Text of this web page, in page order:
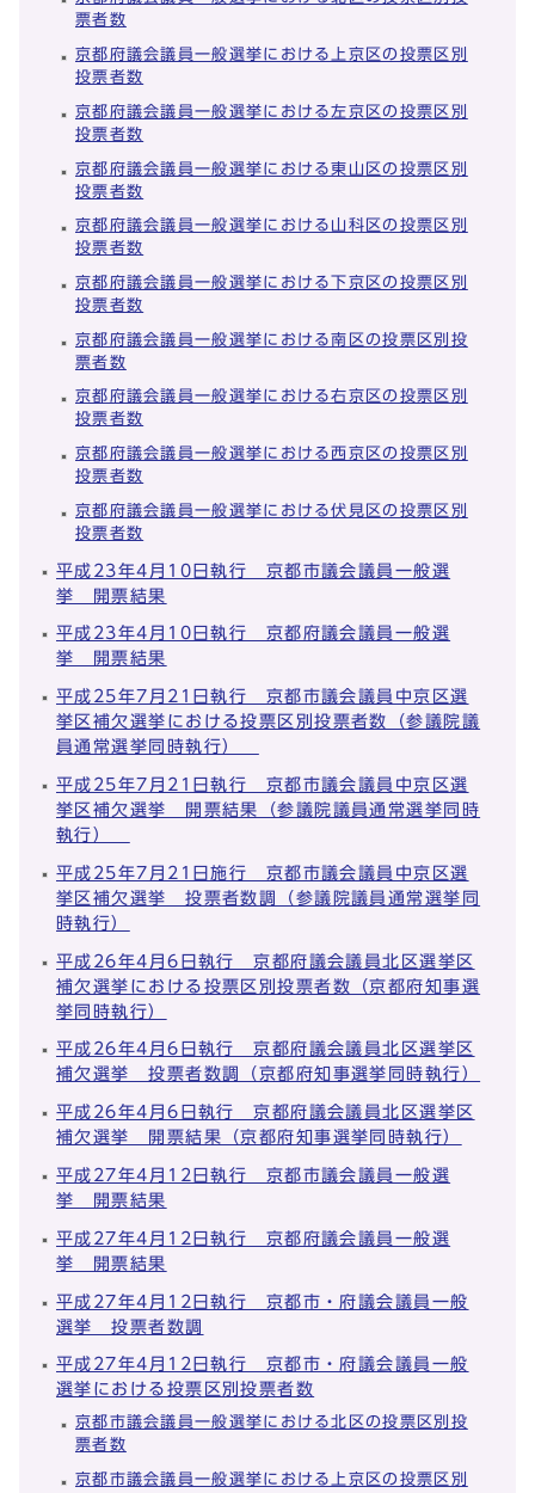
票者数
京都府議会議員一般選挙における上京区の投票区別
投票者数
京都府議会議員一般選挙における左京区の投票区別
投票者数
京都府議会議員一般選挙における東山区の投票区別
投票者数
京都府議会議員一般選挙における山科区の投票区別
投票者数
京都府議会議員一般選挙における下京区の投票区別
投票者数
京都府議会議員一般選挙における南区の投票区別投
票者数
京都府議会議員一般選挙における右京区の投票区別
投票者数
京都府議会議員一般選挙における西京区の投票区別
投票者数
京都府議会議員一般選挙における伏見区の投票区別
投票者数
平成23年4月10日執行 京都市議会議員一般選
挙 開票結果
平成23年4月10日執行 京都府議会議員一般選
挙 開票結果
平成25年7月21日執行 京都市議会議員中京区選
挙区補欠選挙における投票区別投票者数（参議院議
員通常選挙同時執行）
平成25年7月21日執行 京都市議会議員中京区選
挙区補欠選挙 開票結果（参議院議員通常選挙同時
執行）
平成25年7月21日施行 京都市議会議員中京区選
挙区補欠選挙 投票者数調（参議院議員通常選挙同
時執行）
平成26年4月6日執行 京都府議会議員北区選挙区
補欠選挙における投票区別投票者数（京都府知事選
挙同時執行）
平成26年4月6日執行 京都府議会議員北区選挙区
補欠選挙 投票者数調（京都府知事選挙同時執行）
平成26年4月6日執行 京都府議会議員北区選挙区
補欠選挙 開票結果（京都府知事選挙同時執行）
平成27年4月12日執行 京都市議会議員一般選
挙 開票結果
平成27年4月12日執行 京都府議会議員一般選
挙 開票結果
平成27年4月12日執行 京都市・府議会議員一般
選挙 投票者数調
平成27年4月12日執行 京都市・府議会議員一般
選挙における投票区別投票者数
京都市議会議員一般選挙における北区の投票区別投
票者数
京都市議会議員一般選挙における上京区の投票区別